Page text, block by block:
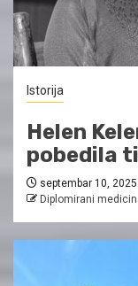
Istorija
Helen
pobedila
septembar 10, 2025
Diplomirani